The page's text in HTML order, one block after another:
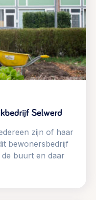
Selwerd
zijn of haar
bewonersbedrijf
buurt en daar